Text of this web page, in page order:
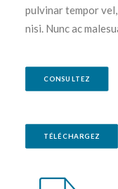
pulvinar tempor
nisi. Nunc ac
CONSULTEZ
TÉLÉCHARGEZ